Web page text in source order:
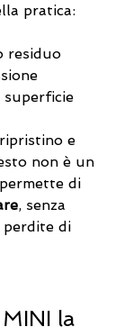
pratica:
residuo
superficie
e
non è un
di
, senza
perdite di
la